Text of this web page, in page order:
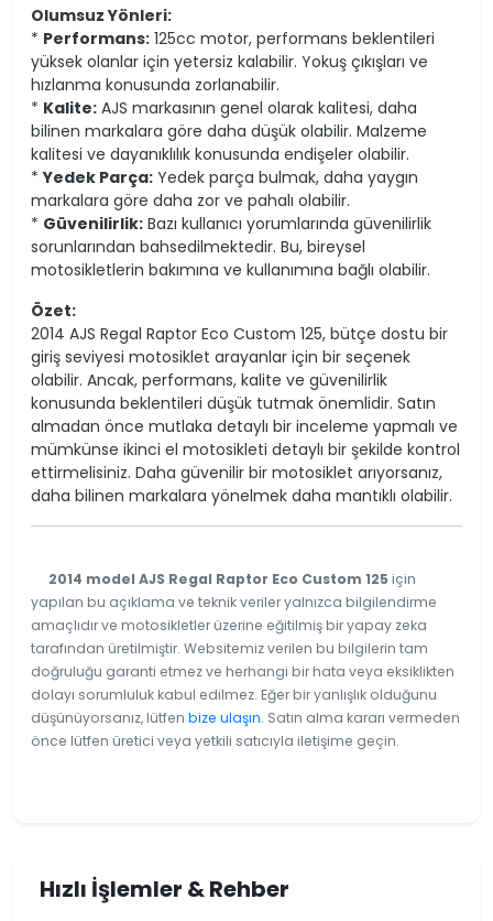
Olumsuz Yönleri:
* Performans: 125cc motor, performans beklentileri
yüksek olanlar için yetersiz kalabilir. Yokuş çıkışları ve
hızlanma konusunda zorlanabilir.
* Kalite: AJS markasının genel olarak kalitesi, daha
bilinen markalara göre daha düşük olabilir. Malzeme
kalitesi ve dayanıklılık konusunda endişeler olabilir.
*Yedek Parça: Yedek parça bulmak, daha yaygın
markalara göre daha zor ve pahalı olabilir.
* Güvenilirlik: Bazı kullanıcı yorumlarında güvenilirlik
sorunlarından bahsedilmektedir. Bu, bireysel
motosikletlerin bakımına ve kullanımına bağlı olabilir.
Özet:
2014 AJS Regal Raptor Eco Custom 125, bütçe dostu bir
giriş seviyesi motosiklet arayanlar için bir seçenek
olabilir. Ancak, performans, kalite ve güvenilirlik
konusunda beklentileri düşük tutmak önemlidir. Satın
almadan önce mutlaka detaylı bir inceleme yapmalı ve
mümkünse ikinci el motosikleti detaylı bir şekilde kontrol
ettirmelisiniz. Daha güvenilir bir motosiklet arıyorsanız,
daha bilinen markalara yönelmek daha mantıklı olabilir.
2014 model AJS Regal Raptor Eco Custom 125 için
yapılan bu açıklama ve teknik veriler yalnızca bilgilendirme
amaçlıdır ve motosikletler üzerine eğitilmiş bir yapay zeka
tarafından üretilmiştir. Websitemiz verilen bu bilgilerin tam
doğruluğu garanti etmez ve herhangi bir hata veya eksiklikten
dolayı sorumluluk kabul edilmez. Eğer bir yanlışlık olduğunu
düşünüyorsanız, lütfen bize ulaşın. Satın alma kararı vermeden
önce lütfen üretici veya yetkili satıcıyla iletişime geçin.
Hızlı İşlemler & Rehber